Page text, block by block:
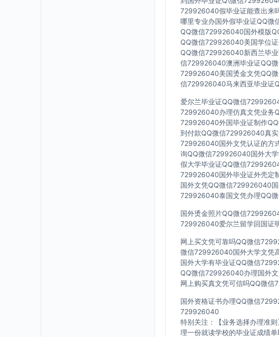
729926040假毕业证能查出来
哪里专业办国外假毕业证QQ
QQ微信729926040国外模版
QQ微信729926040美国学位
QQ微信729926040新西兰毕
信729926040澳洲毕业证QQ
729926040美国烫金文凭QQ
信729926040马来西亚毕业证
爱尔兰毕业证QQ微信
729926040办理仿真文凭业务
729926040外国毕业证制作
到付款QQ微信729926040真
729926040国外文凭认证的方
询QQ微信729926040国外大
假大学毕业证QQ微信
729926040国外毕业证外壳定
国外文凭QQ微信729926040
729926040泰国文凭办理QQ
国外烫金照片QQ微信
729926040爱尔兰留学回国证
网上买文凭可靠吗QQ微信
微信729926040国外大学文凭
国外大学有毕业证QQ微信
QQ微信729926040办理国外
网上购买真文凭可信吗QQ微
国外资格证书办理QQ微信
729926040
特别关注：【业务选择办理准
理一份就读学校的毕业证成绩